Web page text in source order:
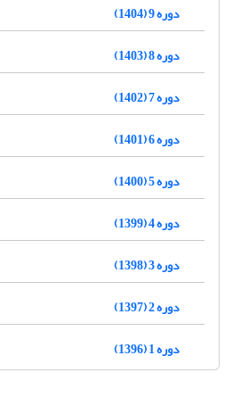
دوره 9 (1404)
دوره 8 (1403)
دوره 7 (1402)
دوره 6 (1401)
دوره 5 (1400)
دوره 4 (1399)
دوره 3 (1398)
دوره 2 (1397)
دوره 1 (1396)